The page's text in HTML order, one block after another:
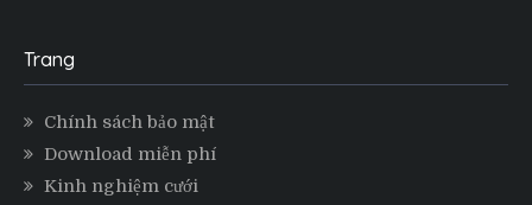
Trang
Chính sách bảo mật
Download miễn phí
Kinh nghiệm cưới